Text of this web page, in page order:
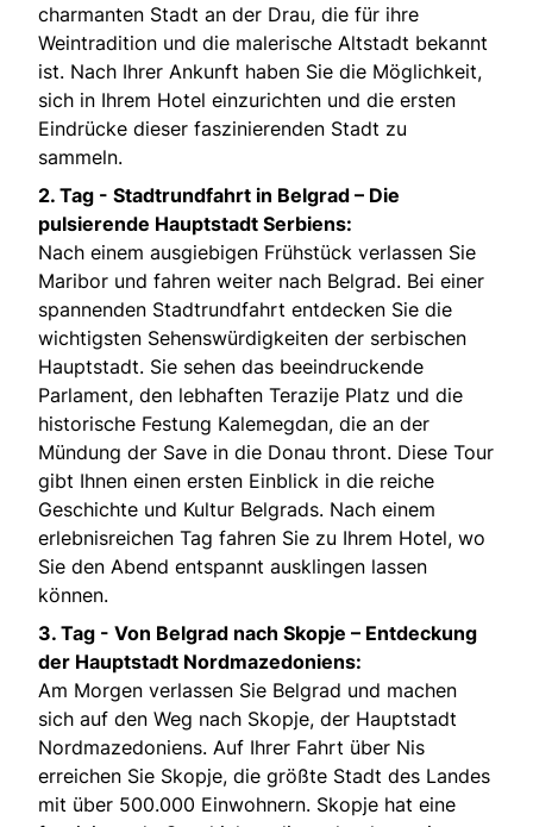
charmanten Stadt an der Drau, die für ihre
Weintradition und die malerische Altstadt bekannt
ist. Nach Ihrer Ankunft haben Sie die Möglichkeit,
sich in Ihrem Hotel einzurichten und die ersten
Eindrücke dieser faszinierenden Stadt zu
sammeln.
2. Tag - Stadtrundfahrt in Belgrad – Die
pulsierende Hauptstadt Serbiens:
Nach einem ausgiebigen Frühstück verlassen Sie
Maribor und fahren weiter nach Belgrad. Bei einer
spannenden Stadtrundfahrt entdecken Sie die
wichtigsten Sehenswürdigkeiten der serbischen
Hauptstadt. Sie sehen das beeindruckende
Parlament, den lebhaften Terazije Platz und die
historische Festung Kalemegdan, die an der
Mündung der Save in die Donau thront. Diese Tour
gibt Ihnen einen ersten Einblick in die reiche
Geschichte und Kultur Belgrads. Nach einem
erlebnisreichen Tag fahren Sie zu Ihrem Hotel, wo
Sie den Abend entspannt ausklingen lassen
können.
3. Tag - Von Belgrad nach Skopje – Entdeckung
der Hauptstadt Nordmazedoniens:
Am Morgen verlassen Sie Belgrad und machen
sich auf den Weg nach Skopje, der Hauptstadt
Nordmazedoniens. Auf Ihrer Fahrt über Nis
erreichen Sie Skopje, die größte Stadt des Landes
mit über 500.000 Einwohnern. Skopje hat eine